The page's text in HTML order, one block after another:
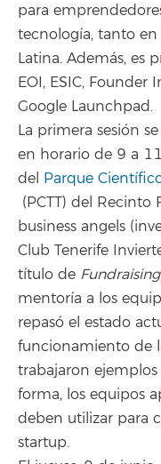
para
tecnología, tanto
Latina. Además, es
EOI, ESIC, Founder
Google Launchpad.
La primera sesión
en horario de 9 a
del Parque
(PCTT) del Recinto
business angels
Club Tenerife
título de
mentoría a los
repasó el estado
funcionamiento de
trabajaron ejemplos
forma, los equipos
deben utilizar para
startup.